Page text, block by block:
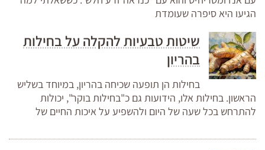
הגיעו היא סיפרה שעומדת
שיטות טבעיות להקלה על בחילות
בהריון
בחילות הן תופעה שכיחה בהריון, במיוחד בשליש
הראשון. בחילות אלו, הידועות גם כ"בחילות בוקר", יכולות
להתרחש בכל שעה של היום ולהשפיע על איכות החיים של